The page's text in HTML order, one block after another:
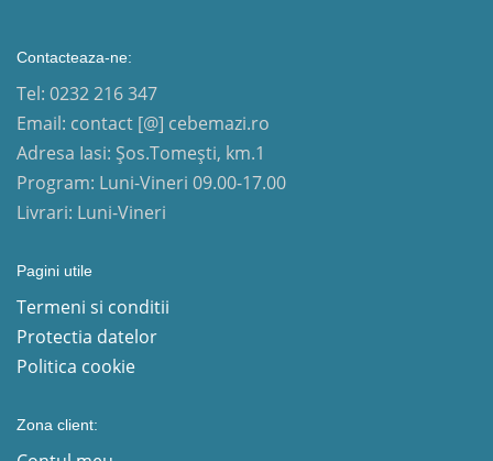
Contacteaza-ne:
Tel: 0232 216 347
Email: contact [@] cebemazi.ro
Adresa Iasi: Șos.Tomești, km.1
Program: Luni-Vineri 09.00-17.00
Livrari: Luni-Vineri
Pagini utile
Termeni si conditii
Protectia datelor
Politica cookie
Zona client: